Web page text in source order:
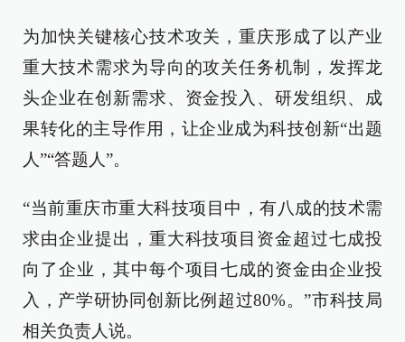
为加快关键核心技术攻关，重庆形成了以产业
重大技术需求为导向的攻关任务机制，发挥龙
头企业在创新需求、资金投入、研发组织、成
果转化的主导作用，让企业成为科技创新“出题
人”“答题人”。
“当前重庆市重大科技项目中，有八成的技术需
求由企业提出，重大科技项目资金超过七成投
向了企业，其中每个项目七成的资金由企业投
入，产学研协同创新比例超过80%。”市科技局
相关负责人说。